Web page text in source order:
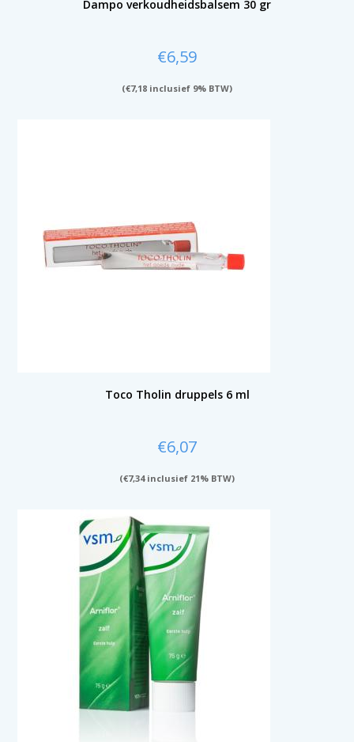
Dampo verkoudheidsbalsem 30 gr
€6,59
(€7,18 inclusief 9% BTW)
Toco Tholin druppels 6 ml
€6,07
(€7,34inclusief 21% BTW)